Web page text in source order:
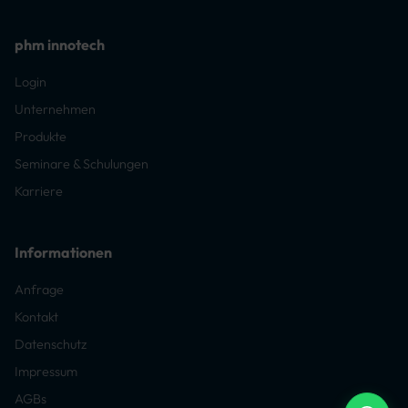
phm innotech
Login
Unternehmen
Produkte
Seminare & Schulungen
Karriere
Informationen
Anfrage
Kontakt
Datenschutz
Impressum
AGBs